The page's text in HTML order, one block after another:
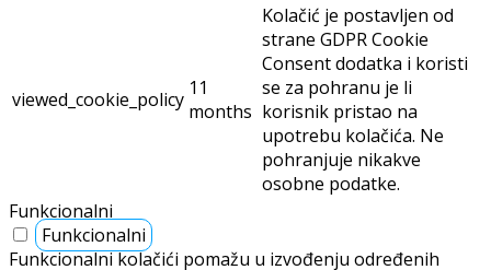
viewed_cookie_policy 11
months
Kolačić je postavljen od
strane GDPR Cookie
Consent dodatka i koristi
se za pohranu je li
korisnik pristao na
upotrebu kolačića. Ne
pohranjuje nikakve
osobne podatke.
Funkcionalni
Funkcionalni
Funkcionalni kolačići pomažu u izvođenju određenih